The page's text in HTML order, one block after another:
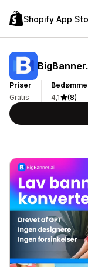
Shopify App
Priser
Gratis
4,1
(8)